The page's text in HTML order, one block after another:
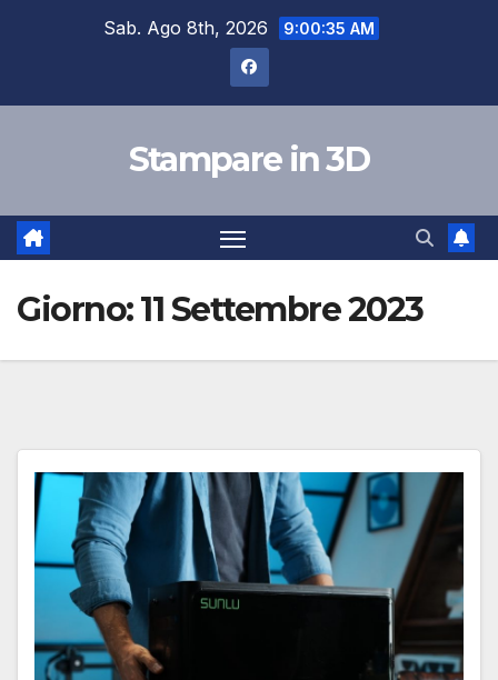
Sab. Ago 8th, 2026 9:00:36 AM
Stampare in 3D
Giorno:11 Settembre 2023